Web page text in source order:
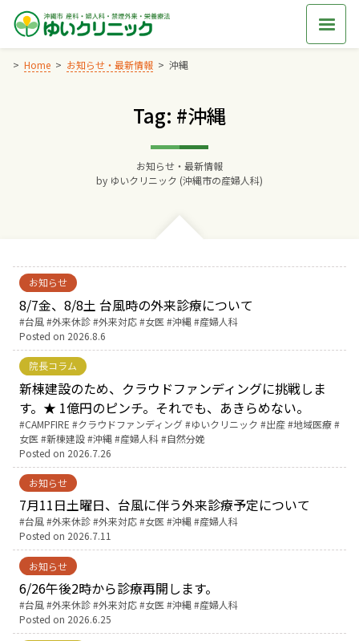
Skip
content
Home お知らせ・最新情報 沖縄
Tag: #沖縄
お知らせ・最新情報
by ゆいクリニック (沖縄市の産婦人科)
お知らせ
8/7金、8/8土 台風時の外来診療について
Tags:
台風 外来休診 外来対応 女医 沖縄
産婦人科
Posted on 2026.8.6
院長コラム
新棟建設のため、クラウドファンディングに挑戦しま
す。★ 1億円のピンチ。それでも、あきらめない。
Tags:
CAMPFIRE クラウドファンディング ゆいクリニック 出産 地域医療
女医
新棟建設 沖縄 産婦人科
自然分娩
Posted on 2026.7.26
お知らせ
7月11日土曜日、台風に伴う外来診療予定について
Tags:
台風 外来休診 外来対応 女医 沖縄
産婦人科
Posted on 2026.7.11
お知らせ
6/26午後2時から診療再開します。
Tags:
台風 外来休診 外来対応 女医 沖縄
産婦人科
Posted on 2026.6.25
Home
交通アクセス
診療料金
妊婦健診
お産について
親と子の結びつき支援
予防接種
‘さんルーム’ でさまざまな講座・クラス